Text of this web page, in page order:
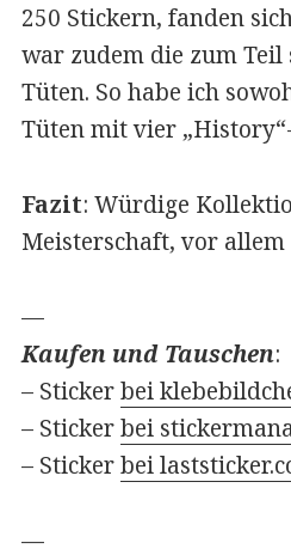
250 Stickern, fanden
war zudem die zum
Tüten. So habe ich
Tüten mit vier
Fazit: Würdige
Meisterschaft, vor
—
Kaufen und Tauschen:
– Stickerbei
– Stickerbei
– Stickerbei
—